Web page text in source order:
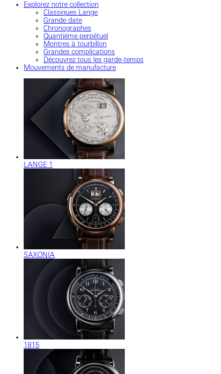
Explorez notre collection
Classiques Lange
Grande date
Chronographes
Quantième perpétuel
Montres à tourbillon
Grandes complications
Découvrez tous les garde-temps
Mouvements de manufacture
LANGE 1
SAXONIA
1815